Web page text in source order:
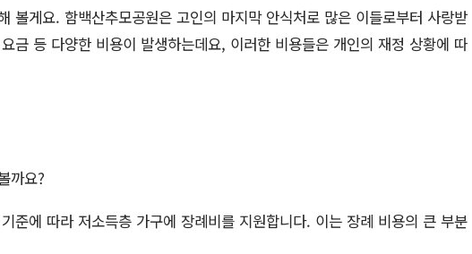
볼게요. 함백산추모공원은 고인의 마지막 안식처로 많은 이들로부터 사랑받
금 등 다양한 비용이 발생하는데요, 이러한 비용들은 개인의 재정 상황에 따
까요?
준에 따라 저소득층 가구에 장례비를 지원합니다. 이는 장례 비용의 큰 부분